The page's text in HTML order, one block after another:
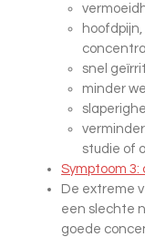
snel
minder
studie of
Symptoom
De extreme
een slechte
goede